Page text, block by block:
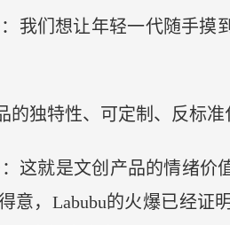
我们想让年轻一代随手
的独特性、可定制、反标
这就是文创产品的情绪价
意，Labubu的火爆已经